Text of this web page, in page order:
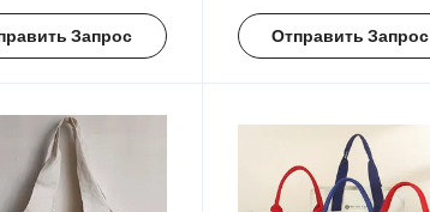
Запрос
регулируемой ручкой
Отправить Запрос